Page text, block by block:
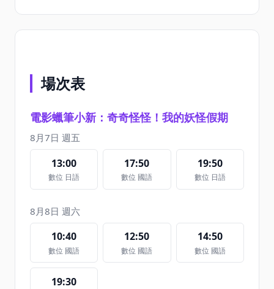
場次表
電影蠟筆小新：奇奇怪怪！我的妖怪假期
8月7日 週五
13:00
數位 日語
17:50
數位 國語
19:50
數位 日語
8月8日 週六
10:40
數位 國語
12:50
數位 國語
14:50
數位 國語
19:30